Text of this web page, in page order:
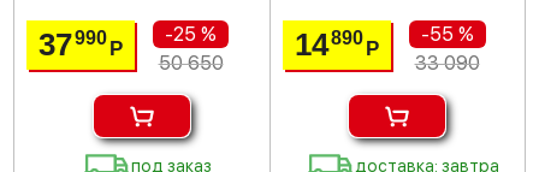
37990 Р
-25 %
50 650
под заказ
14890 Р
-55 %
33 090
доставка: завтра